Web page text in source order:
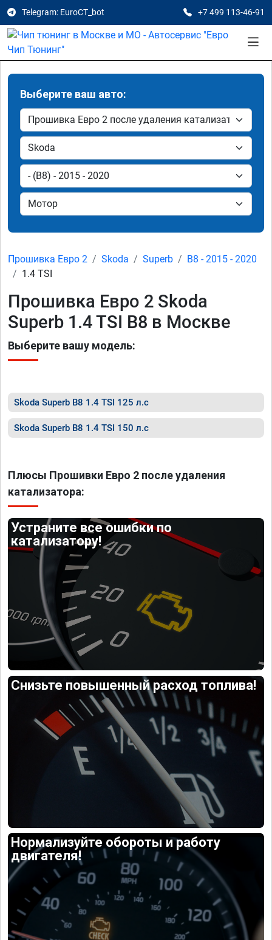
Telegram: EuroCT_bot +7 499 113-46-91
Выберите ваш авто:
Прошивка Евро 2 Skoda Superb
B8 - 2015 - 2020
1.4 TSI
Прошивка Евро 2 Skoda
Superb 1.4 TSI B8 в Москве
Выберите вашу модель:
Skoda Superb B8 1.4 TSI 125 л.с
Skoda Superb B8 1.4 TSI 150 л.с
Плюсы Прошивки Евро 2 после удаления
катализатора:
Устраните все ошибки по
катализатору!
Снизьте повышенный расход топлива!
Нормализуйте обороты и работу
двигателя!